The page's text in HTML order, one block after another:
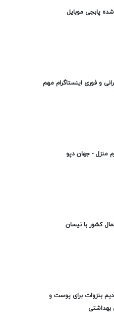
پابجی موبایل
و فوری اینستاگرام مهم
منزل - جهان دپو
کشور با نیسان
بنزوات برای پوست و